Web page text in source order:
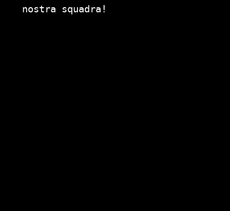
nostra squadra!